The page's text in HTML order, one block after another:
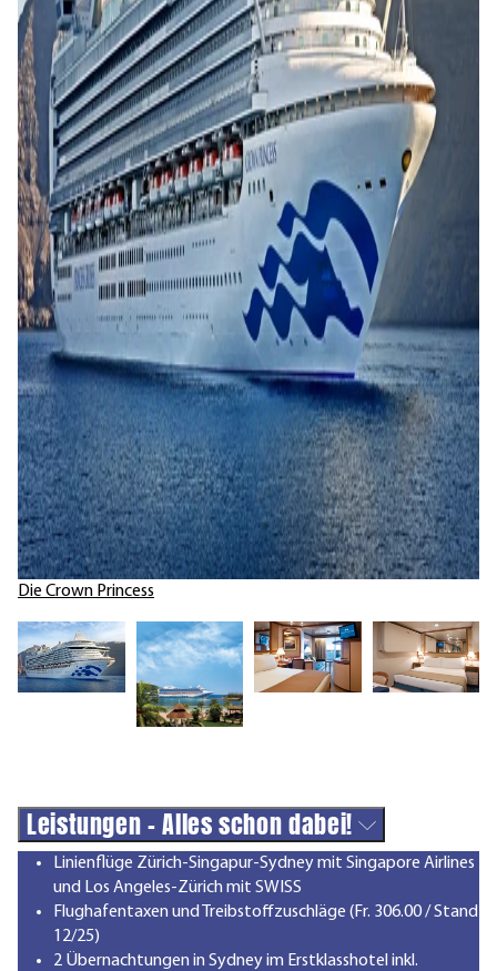
Die Crown Princess
Leistungen - Alles schon dabei!
Linienflüge Zürich-Singapur-Sydney mit Singapore Airlines
und Los Angeles-Zürich mit SWISS
Flughafentaxen und Treibstoffzuschläge (Fr. 306.00 / Stand
12/25)
2 Übernachtungen in Sydney im Erstklasshotel inkl.